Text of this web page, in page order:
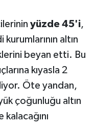
yüzde 45'i,
altın
beyan etti. Bu
kıyasla 2
Öte yandan,
çoğunluğu altın